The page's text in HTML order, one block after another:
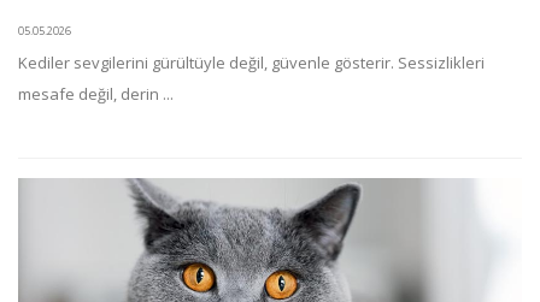
05.05.2026
Kediler sevgilerini gürültüyle değil, güvenle gösterir. Sessizlikleri
mesafe değil, derin ...